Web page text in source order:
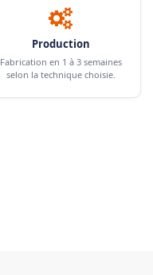
Production
Fabrication en 1 à 3 semaines
selon la technique choisie.